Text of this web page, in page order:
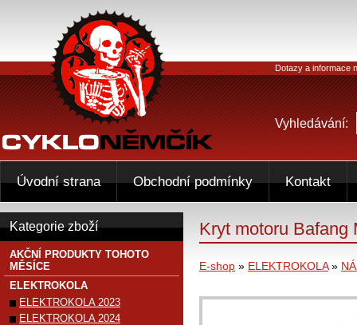
Kryt motoru Bafang
E-shop » ELEKTROKOLA»
Kategorie zboží
AKČNÍ PRODUKTY TOHOTO
MĚSÍCE
ELEKTROKOLA
ELEKTROKOLA 2023
ELEKTROKOLA 2024
Dotazy a informace
Vyhledávání:
Úvodní strana Obchodní podmínky Kontakt